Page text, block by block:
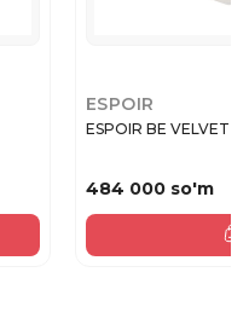
ESPOIR
ESPOIR BE VELVET
484 000 so'm